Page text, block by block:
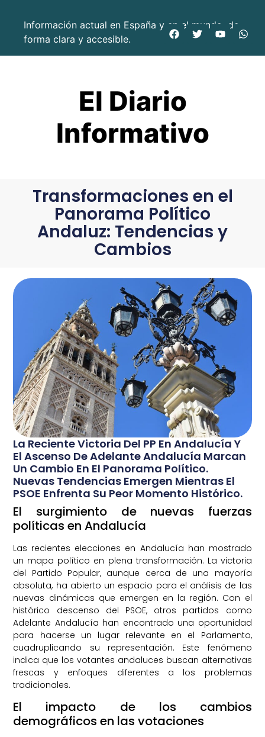
Información actual en España y en el mundo, de
forma clara y accesible.
El Diario
Informativo
Transformaciones en el
Panorama Político
Andaluz: Tendencias y
Cambios
La Reciente Victoria Del PP En Andalucía Y
El Ascenso De Adelante Andalucía Marcan
Un Cambio En El Panorama Político.
Nuevas Tendencias Emergen Mientras El
PSOE Enfrenta Su Peor Momento Histórico.
El surgimiento de nuevas fuerzas
políticas en Andalucía
Las recientes elecciones en Andalucía han mostrado
un mapa político en plena transformación. La victoria
del Partido Popular, aunque cerca de una mayoría
absoluta, ha abierto un espacio para el análisis de las
nuevas dinámicas que emergen en la región. Con el
histórico descenso del PSOE, otros partidos como
Adelante Andalucía han encontrado una oportunidad
para hacerse un lugar relevante en el Parlamento,
cuadruplicando su representación. Este fenómeno
indica que los votantes andaluces buscan alternativas
frescas y enfoques diferentes a los problemas
tradicionales.
El impacto de los cambios
demográficos en las votaciones